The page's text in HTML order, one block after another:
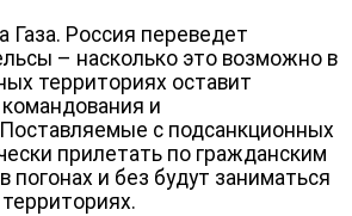
Газа. Россия переведет
– насколько это возможно в
территориях оставит
и
с подсанкционных
прилетать по гражданским
погонах и без будут заниматься